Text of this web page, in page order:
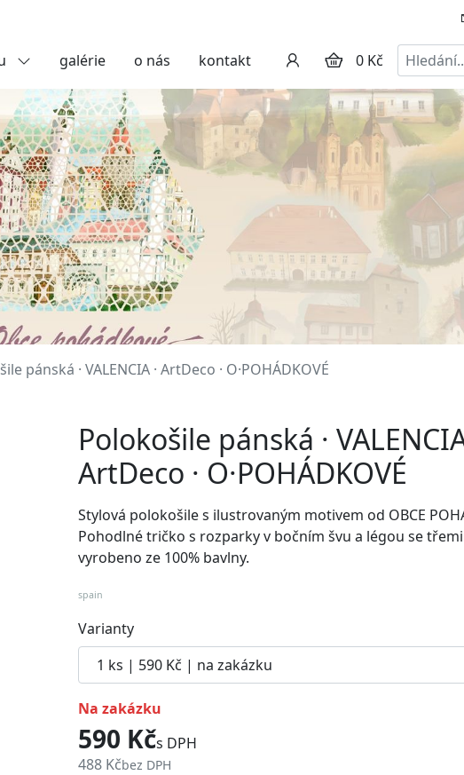
galérie o nás kontakt 0 Kč
pánská · VALENCIA · ArtDeco · O·POHÁDKOVÉ
Polokošile pánská ·
ArtDeco · O·POHÁDKOVÉ
Stylová polokošile s ilustrovaným motivem od OBCE
Pohodlnétričko s rozparky v bočním švu a légou se
vyrobeno ze 100% bavlny.
spain
Varianty
na zakázku
590 Kčs DPH
488 Kčbez DPH